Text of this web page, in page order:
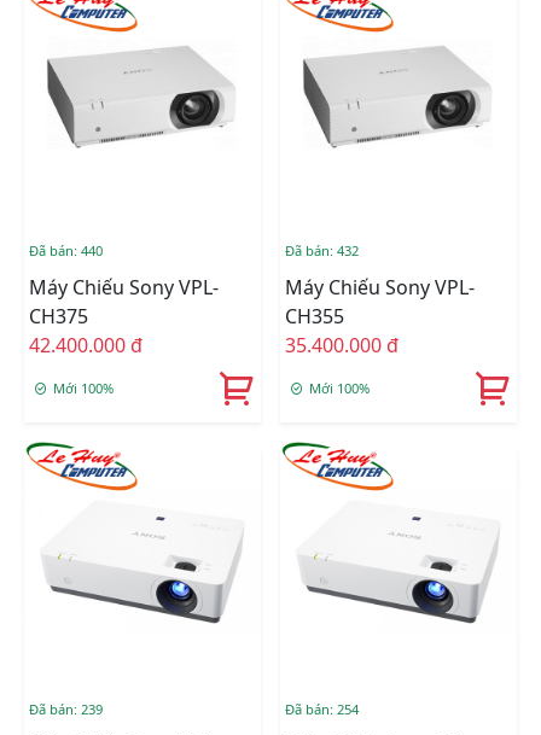
Đã bán: 440
Máy Chiếu Sony VPL-
CH375
42.400.000 đ
Mới 100%
Đã bán: 432
Máy Chiếu Sony VPL-
CH355
35.400.000 đ
Mới 100%
Đã bán: 239 Đã bán: 254